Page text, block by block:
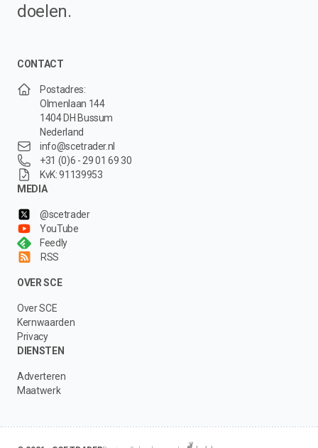
doelen.
CONTACT
Postadres:
Olmenlaan 144
1404 DH Bussum
Nederland
info@scetrader.nl
+31 (0)6 - 29 01 69 30
KvK: 91139953
MEDIA
@scetrader
YouTube
Feedly
RSS
OVER SCE
Over SCE
Kernwaarden
Privacy
DIENSTEN
Adverteren
Maatwerk